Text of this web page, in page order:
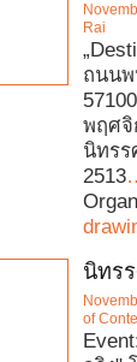
Rai
ถนนพ
พฤศจิ
นิทรร
2513
นิทร
of